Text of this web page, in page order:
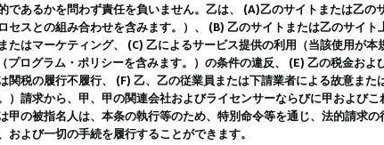
あるかを問わず責任を負いません。乙は、 (A)乙のサイトまたは乙の
スとの組み合わせを含みます。）、 (B) 乙のサイトまたは乙のサイ
はマーケティング、 (C) 乙によるサービス提供の利用（当該使用が
ログラム・ポリシーを含みます。）の条件の違反、 (E) 乙の税金お
税の履行不履行、 (F) 乙、乙の従業員または下請業者による故意ま
請求から、甲、甲の関連会社およびライセンサーならびに甲および
の被指名人は、本条の執行等のため、特別命令等を通じ、法的請求
よび一切の手続を履行することができます。